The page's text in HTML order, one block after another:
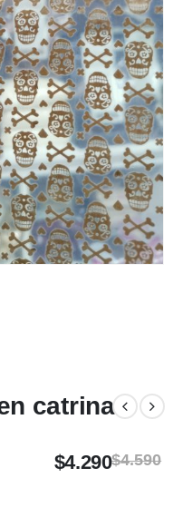
catrina
$4.590
$4.290